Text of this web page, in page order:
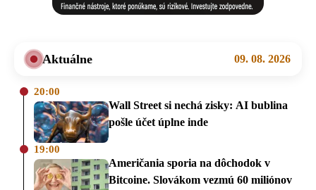
Aktuálne 09. 08. 2026
20:00
Wall Street si nechá zisky: AI bublina
pošle účet úplne inde
19:00
Američania sporia na dôchodok v
Bitcoine. Slovákom vezmú 60 miliónov